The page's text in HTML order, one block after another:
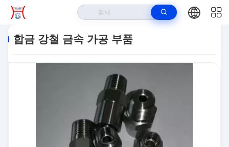
합금 강철 금속 가공 부품